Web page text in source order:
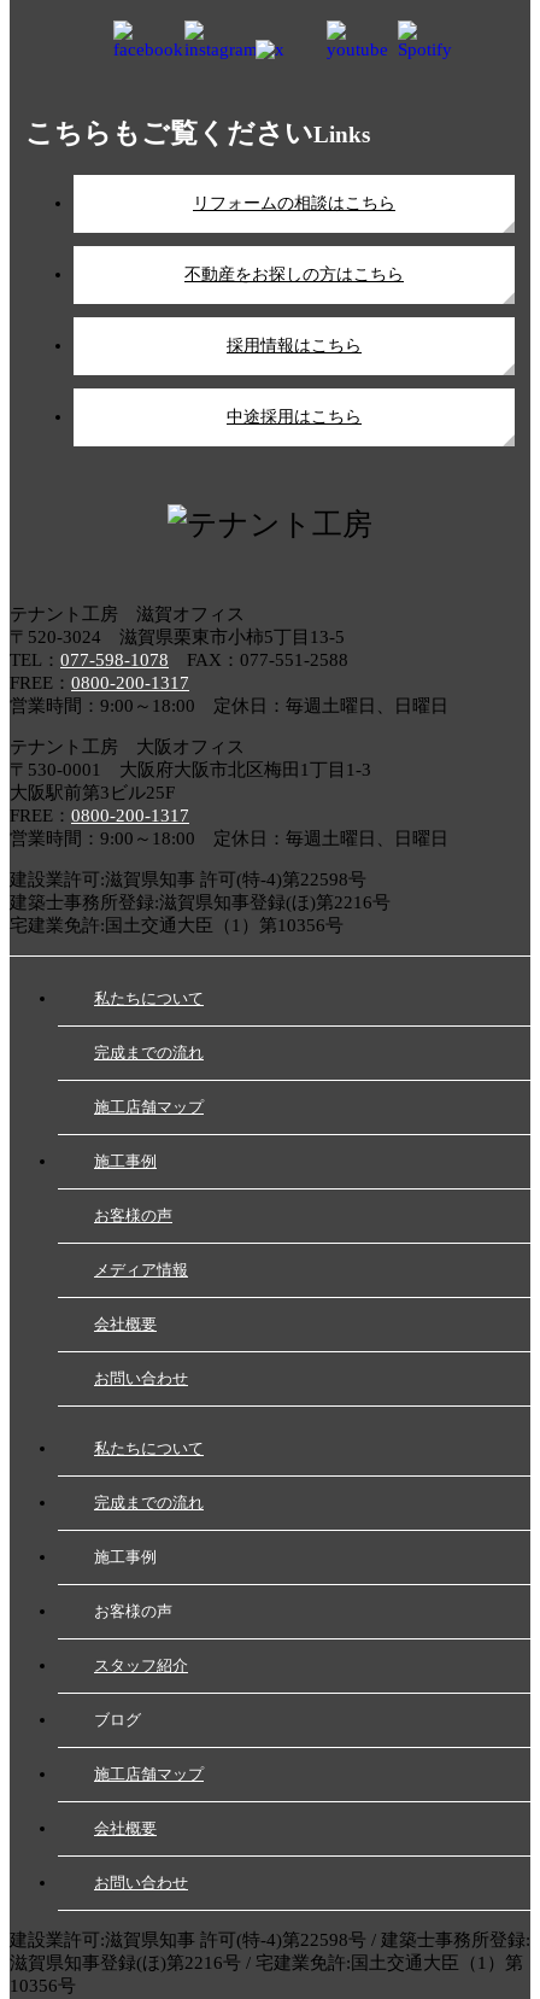
こちらもご覧くださいLinks
リフォームの相談はこちら
不動産をお探しの方はこちら
採用情報はこちら
中途採用はこちら
テナント工房 滋賀オフィス
〒520-3024 滋賀県栗東市小柿5丁目13-5
TEL： 077-598-1078 FAX：077-551-2588
FREE： 0800-200-1317
営業時間：9:00～18:00 定休日：毎週土曜日、日曜日
テナント工房 大阪オフィス
〒530-0001 大阪府大阪市北区梅田1丁目1-3
大阪駅前第3ビル25F
FREE： 0800-200-1317
営業時間：9:00～18:00 定休日：毎週土曜日、日曜日
建設業許可:滋賀県知事 許可(特-4)第22598号
建築士事務所登録:滋賀県知事登録(ほ)第2216号
宅建業免許:国土交通大臣（1）第10356号
私たちについて
完成までの流れ
施工店舗マップ
施工事例
お客様の声
メディア情報
会社概要
お問い合わせ
私たちについて
完成までの流れ
施工事例
お客様の声
スタッフ紹介
ブログ
施工店舗マップ
会社概要
お問い合わせ
建設業許可:滋賀県知事 許可(特-4)第22598号 / 建築士事務所登録:
滋賀県知事登録(ほ)第2216号 / 宅建業免許:国土交通大臣（1）第
10356号